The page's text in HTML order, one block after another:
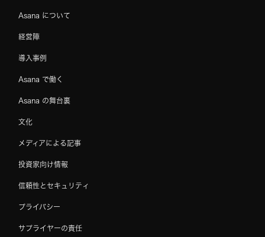
Asana について
経営陣
導入事例
Asana で働く
Asana の舞台裏
文化
メディアによる記事
投資家向け情報
信頼性とセキュリティ
プライバシー
サプライヤーの責任